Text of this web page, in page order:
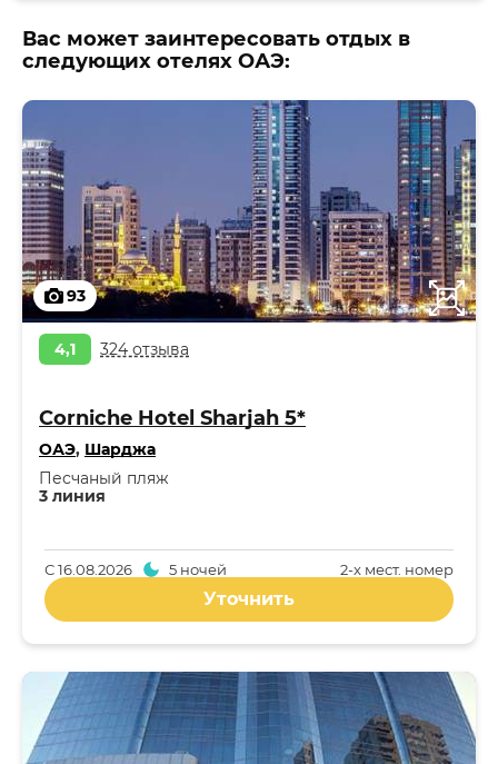
Вас может заинтересовать отдых в
следующих отелях ОАЭ:
93
4,1 324 отзыва
Corniche Hotel Sharjah 5*
ОАЭ, Шарджа
3 линия
Песчаный пляж
2-x мест. номер
С16.08.2026 5 ночей
Уточнить